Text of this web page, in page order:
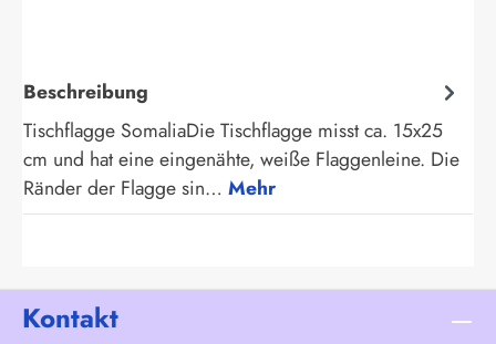
Beschreibung
Tischflagge SomaliaDie Tischflagge misst ca. 15x25
cm und hat eine eingenähte, weiße Flaggenleine. Die
Ränder der Flagge sin… Mehr
Kontakt